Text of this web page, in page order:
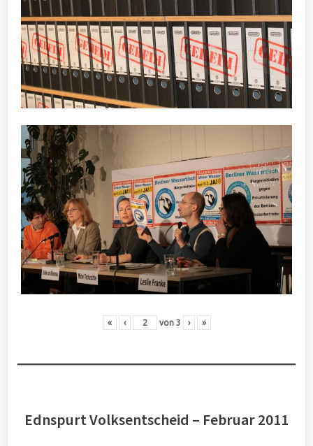
« ‹ von 3 › »
Ednspurt Volksentscheid – Februar 2011